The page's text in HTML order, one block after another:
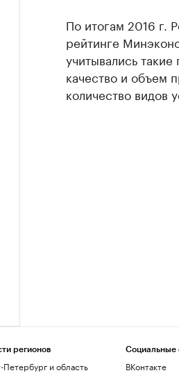
По итогам 2016 г.
рейтинге
учитывались
качество и объем
количество видов
регионов
Петербург и область
Социальные
ВКонтакте